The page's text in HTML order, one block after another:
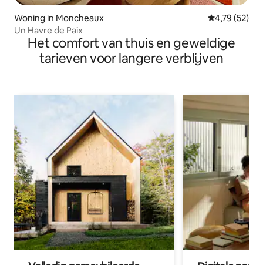
Woning in Moncheaux Gemiddelde
4,79 (52)
Un Havre de Paix
Het comfort van thuis en geweldige
tarieven voor langere verblijven